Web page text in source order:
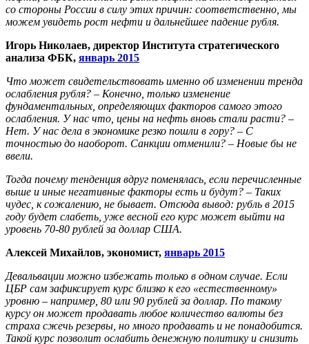
со стороны России в силу этих причин: соответственно, мы
можем увидеть рост нефти и дальнейшее падение рубля.
Игорь Николаев, директор Института стратегического
анализа ФБК, январь 2015
Что может свидетельствовать именно об изменении тренда
ослабления рубля? – Конечно, только изменение
фундаментальных, определяющих факторов самого этого
ослабления. У нас что, цены на нефть вновь стали расти? –
Нет. У нас дела в экономике резко пошли в гору? – С
точностью до наоборот. Санкции отменили? – Новые бы не
ввели.
Тогда почему тенденция вдруг поменялась, если перечисленные
выше и иные негативные факторы есть и будут? – Таких
чудес, к сожалению, не бывает. Отсюда вывод: рубль в 2015
году будет слабеть, уже весной его курс может выйти на
уровень 70-80 рублей за доллар США.
Алексей Михайлов, экономист, январь 2015
Девальвации можно избежать только в одном случае. Если
ЦБР сам зафиксирует курс близко к его «естественному»
уровню – например, 80 или 90 рублей за доллар. По такому
курсу он может продавать любое количество валюты без
страха сжечь резервы, но много продавать и не понадобится.
Такой курс позволит ослабить денежную политику и снизить